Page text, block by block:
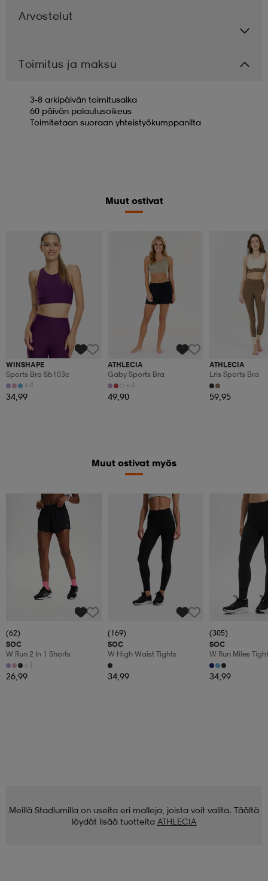
Arvostelut
Toimitus ja maksu
3-8 arkipäivän toimitusaika
60 päivän palautusoikeus
Toimitetaan suoraan yhteistyökumppanilta
Muut ostivat
WINSHAPE
Sports Bra Sb103c
+4
34,99
ATHLECIA
Gaby Sports Bra
+4
49,90
ATHLECIA
Lris Sports Bra
59,95
Muut ostivat myös
(62)
SOC
W Run 2 In 1 Shorts
+1
26,99
(169)
SOC
W High Waist Tights
34,99
(305)
SOC
W Run Miles
34,99
Meillä Stadiumilla on useita eri malleja, joista voit valita. Täältä
löydät lisää tuotteita ATHLECIA